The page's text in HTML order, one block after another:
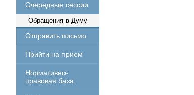
Очередные сессии
Обращения в Думу
Отправить письмо
Прийти на прием
Нормативно-
правовая база